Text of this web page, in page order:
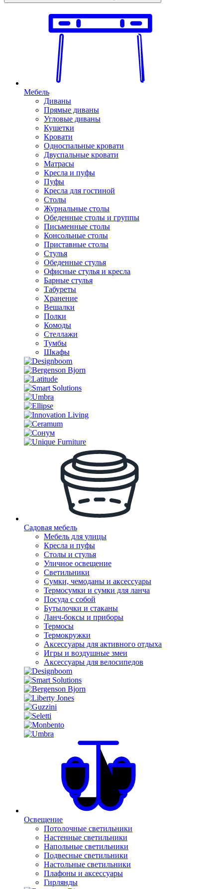
Мебель
Диваны
Прямые диваны
Угловые диваны
Кушетки
Кровати
Односпальные кровати
Двуспальные кровати
Матрасы
Кресла и пуфы
Пуфы
Кресла для гостиной
Столы
Журнальные столы
Обеденные столы и группы
Письменные столы
Консольные столы
Приставные столы
Стулья
Обеденные стулья
Офисные стулья и кресла
Барные стулья
Табуреты
Хранение
Вешалки
Полки
Комоды
Стеллажи
Тумбы
Шкафы
Садовая мебель
Мебель для улицы
Кресла и пуфы
Столы и стулья
Уличное освещение
Светильники
Сумки, чемоданы и аксессуары
Термосумки и сумки для ланча
Посуда с собой
Бутылочки и стаканы
Ланч-боксы и приборы
Термосы
Термокружки
Аксессуары для активного отдыха
Игры и воздушные змеи
Аксессуары для велосипедов
Освещение
Потолочные светильники
Настенные светильники
Напольные светильники
Подвесные светильники
Настольные светильники
Плафоны и аксессуары
Гирлянды